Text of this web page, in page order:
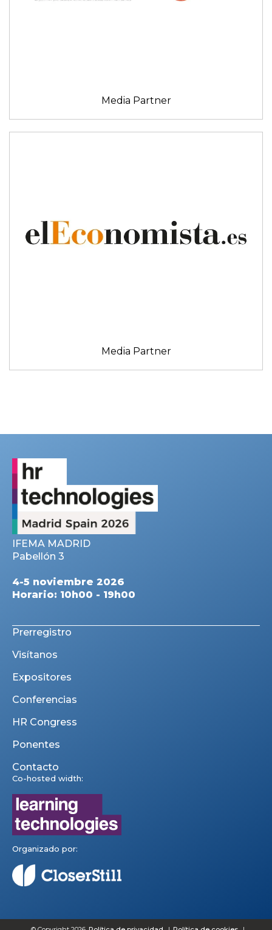
Media Partner
Media Partner
IFEMA MADRID
Pabellón 3
4-5 noviembre 2026
Horario: 10h00 - 19h00
Prerregistro
Visítanos
Expositores
Conferencias
HR Congress
Ponentes
Contacto
Co-hosted width:
Organizado por: